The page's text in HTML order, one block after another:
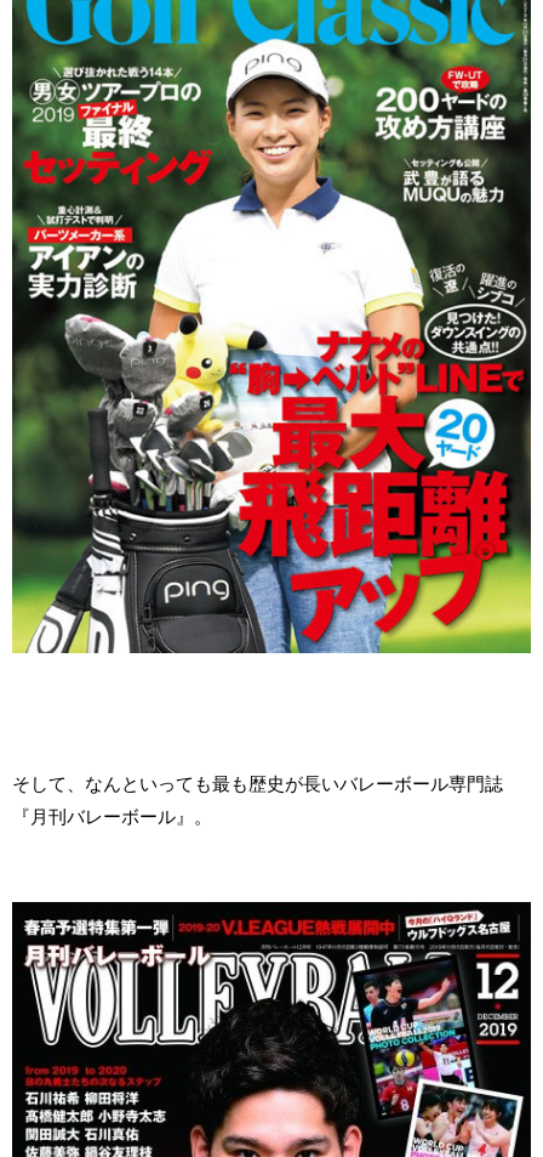
そして、なんといっても最も歴史が長いバレーボール専門誌
『月刊バレーボール』。